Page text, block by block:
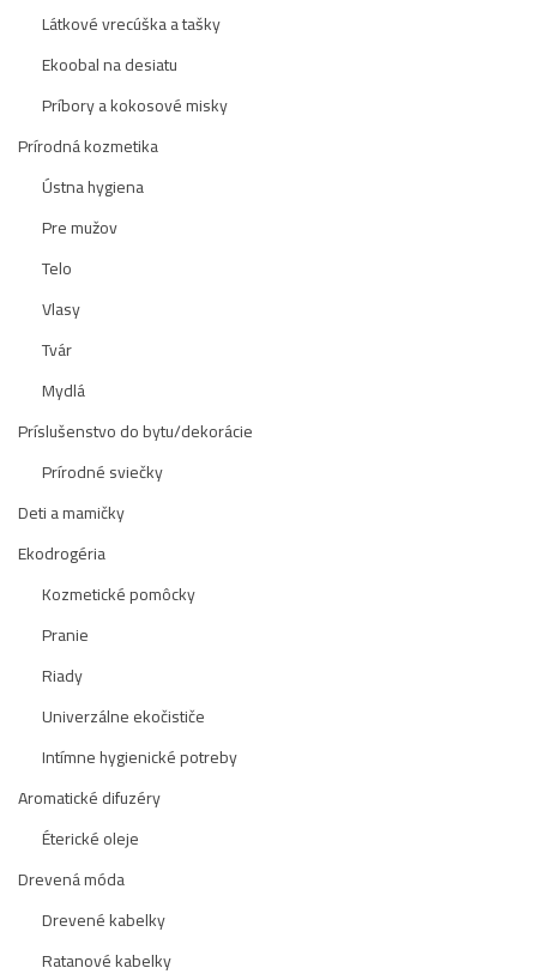
Látkové vrecúška a tašky
Ekoobal na desiatu
Príbory a kokosové misky
Prírodná kozmetika
Ústna hygiena
Pre mužov
Telo
Vlasy
Tvár
Mydlá
Príslušenstvo do bytu/dekorácie
Prírodné sviečky
Deti a mamičky
Ekodrogéria
Kozmetické pomôcky
Pranie
Riady
Univerzálne ekočističe
Intímne hygienické potreby
Aromatické difuzéry
Éterické oleje
Drevená móda
Drevené kabelky
Ratanové kabelky